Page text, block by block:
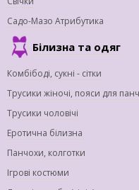
Садо-Мазо Атрибутика
Білизна та одяг
Комбібоді, сукні - сітки
Трусики жіночі, пояси для
Трусики чоловічі
Еротична білизна
Панчохи, колготки
Ігрові костюми